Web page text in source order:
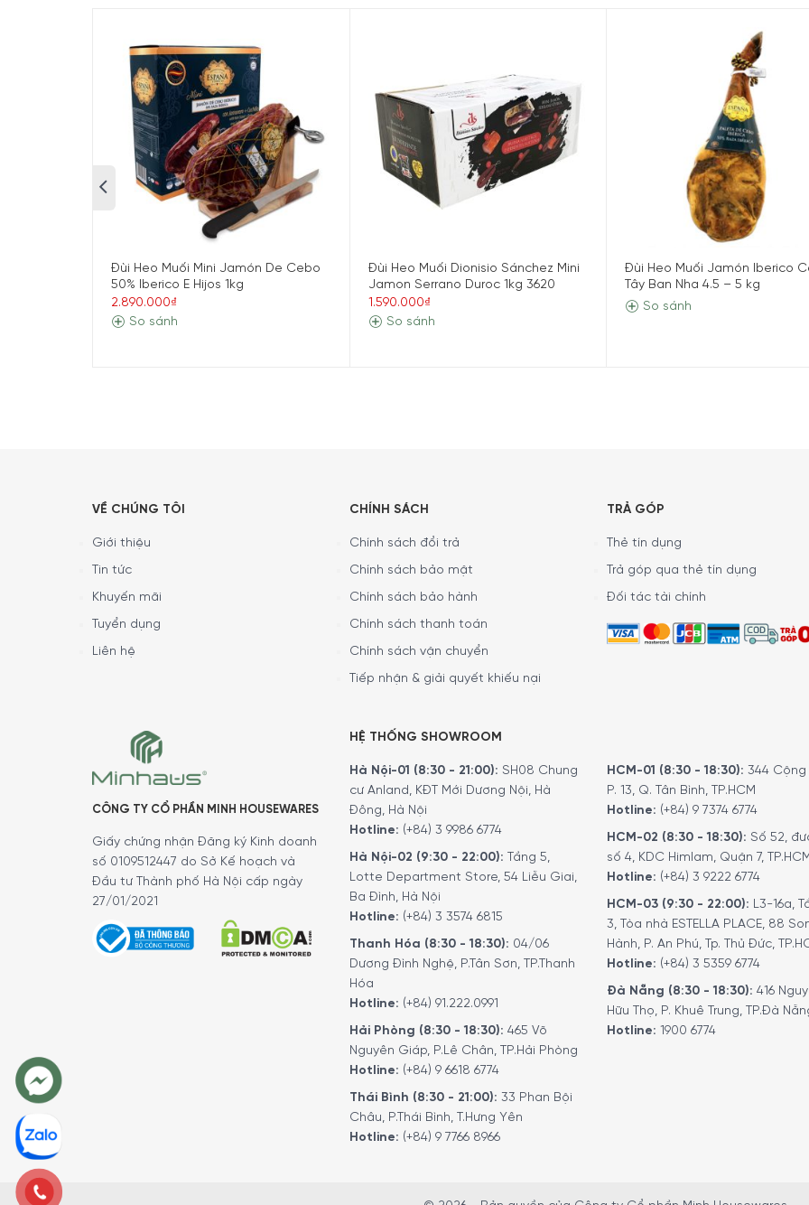
không bị khô do các vân thịt luôn xen kẽ các vân mỡ một cách hoàn hảo.
Những điểm nổi bật của thịt heo muối Iberico để bạn lựa chọn ?
Thịt heo chất lượng nhất thế giới.
Nhờ việc thường xuyên di chuyển, ăn tự nhiên hạt dẻ sồi mà thịt có kết cấu mịn, nhiều vân thớ, cấu trúc thịt
ngon đặc biệt.
Không dùng chất tăng trọng, không dùng thuốc kháng sinh nên rất tốt cho trẻ em.
Quy trình sản xuất, giết mổ và đóng gói tại Tây Ban Nha theo tiêu chuẩn nghiêm ngặt của Châu Âu, đạt
An toàn và giàu chất dinh dưỡng cho sức khỏe người dùng.
Đùi Heo Muối Estirpe Negra Paleta 50% Iberico là một trong 4 loại thực phẩm được mong đợi nhất. Thịt heo
” nhờ hàm lượng axit oleic trong thịt heo chỉ xếp sau dầu olive. Chúng là loài heo duy nhất mà thịt có chứa
oxy hóa nên rất tốt cho sức khỏe.
Đùi Heo Muối Mini Jamón De Cebo
50% Iberico E Hijos 1kg
2.890.000₫
So sánh
Đùi Heo Muối Dionisio Sánchez Mini
Jamon Serrano Duroc 1kg 3620
1.590.000₫
So sánh
Đùi Heo Muối Jamón Iberico
Tây Ban Nha 4.5 – 5 kg
So sánh
VỀ CHÚNG TÔI
Giới thiệu
Tin tức
Khuyến mãi
Tuyển dụng
Liên hệ
CHÍNH SÁCH
Chính sách đổi trả
Chính sách bảo mật
Chính sách bảo hành
Chính sách thanh toán
Chính sách vận chuyển
Tiếp nhận & giải quyết khiếu nại
TRẢ GÓP
Thẻ tín dụng
Trả góp qua thẻ tín dụng
Đối tác tài chính
CÔNG TY CỔ PHẦN MINH HOUSEWARES
Giấy chứng nhận Đăng ký Kinh doanh
số 0109512447 do Sở Kế hoạch và
Đầu tư Thành phố Hà Nội cấp ngày
27/01/2021
HỆ THỐNG SHOWROOM
Hà Nội-01 (8:30 - 21:00): SH08 Chung
cư Anland, KĐT Mới Dương Nội, Hà
Đông, Hà Nội
Hotline: (+84) 3 9986 6774
Hà Nội-02 (9:30 - 22:00): Tầng 5,
Lotte Department Store, 54 Liễu Giai,
Ba Đình, Hà Nội
Hotline: (+84) 3 3574 6815
Thanh Hóa (8:30 - 18:30): 04/06
Dương Đình Nghệ, P.Tân Sơn, TP.Thanh
Hóa
Hotline: (+84) 91.222.0991
Hải Phòng (8:30 - 18:30): 465 Võ
Nguyên Giáp, P.Lê Chân, TP.Hải Phòng
Hotline: (+84) 9 6618 6774
Thái Bình (8:30 - 21:00): 33 Phan Bội
Châu, P.Thái Bình, T.Hưng Yên
Hotline: (+84) 9 7766 8966
HCM-01 (8:30 - 18:30): 344 Cộng
P. 13, Q. Tân Bình, TP.HCM
Hotline: (+84) 9 7374 6774
HCM-02 (8:30 - 18:30): Số 52,
số 4, KDC Himlam, Quận 7,
Hotline: (+84) 3 9222 6774
HCM-03 (9:30 - 22:00): L3-16a,
3, Tòa nhà ESTELLA PLACE, 88
Hành, P. An Phú, Tp. Thủ Đức,
Hotline: (+84) 3 5359 6774
Đà Nẵng (8:30 - 18:30): 416
Hữu Thọ, P. Khuê Trung, TP.Đà
Hotline: 1900 6774